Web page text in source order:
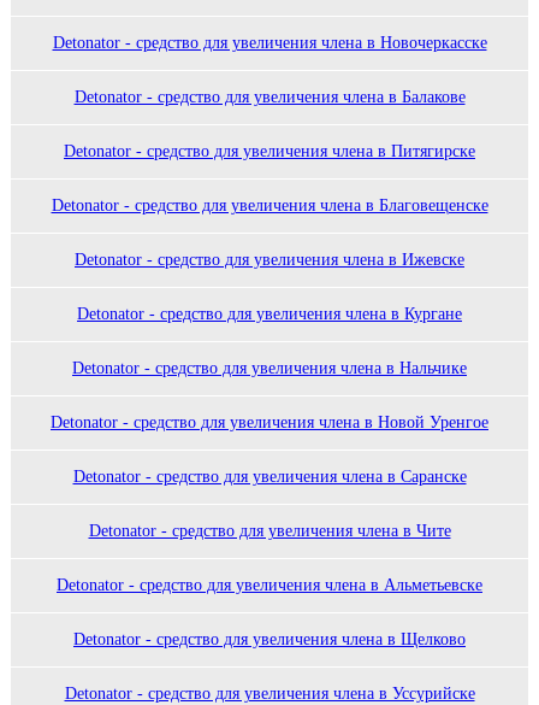
Detonator - средство для увеличения члена в Новочеркасске
Detonator - средство для увеличения члена в Балакове
Detonator - средство для увеличения члена в Питягирске
Detonator - средство для увеличения члена в Благовещенске
Detonator - средство для увеличения члена в Ижевске
Detonator - средство для увеличения члена в Кургане
Detonator - средство для увеличения члена в Нальчике
Detonator - средство для увеличения члена в Новой Уренгое
Detonator - средство для увеличения члена в Саранске
Detonator - средство для увеличения члена в Чите
Detonator - средство для увеличения члена в Альметьевске
Detonator - средство для увеличения члена в Щелково
Detonator - средство для увеличения члена в Уссурийске